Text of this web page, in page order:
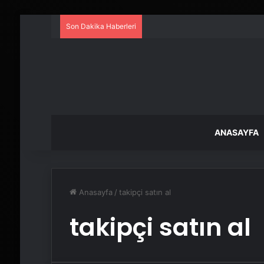
Son Dakika Haberleri
ANASAYFA
Anasayfa / takipçi satın al
takipçi satın al